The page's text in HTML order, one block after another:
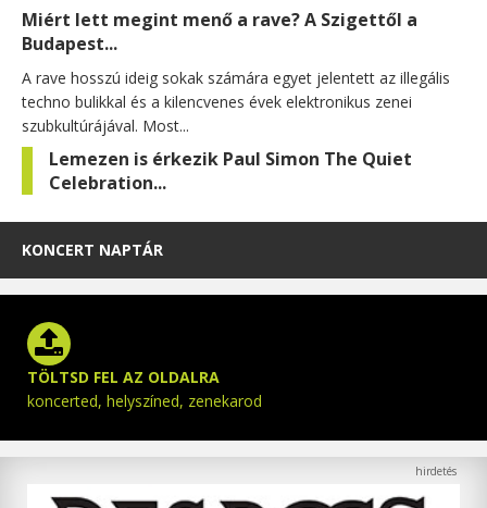
Miért lett megint menő a rave? A Szigettől a
Budapest...
A rave hosszú ideig sokak számára egyet jelentett az illegális
techno bulikkal és a kilencvenes évek elektronikus zenei
szubkultúrájával. Most...
Lemezen is érkezik Paul Simon The Quiet
Celebration...
KONCERT NAPTÁR
TÖLTSD FEL AZ OLDALRA
koncerted, helyszíned, zenekarod